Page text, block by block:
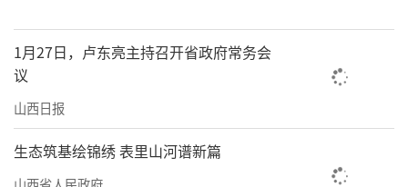
1月27日，卢东亮主持召开省政府常务会
议
山西日报
生态筑基绘锦绣 表里山河谱新篇